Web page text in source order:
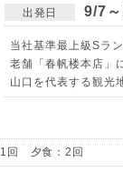
出発日 9/7
当社基準最上級Sラ
老舗「春帆楼本店」
山口を代表する観光
回 夕食：2回